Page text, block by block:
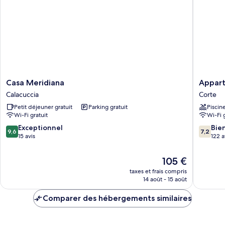
Casa
Meridiana
Calacuccia
Casa Meridiana
Calacuccia
Petit déjeuner gratuit
Parking gratuit
Wi-Fi gratuit
9.6
sur
9,6 Exceptionnel
15 avis
Le
nouveau
prix
de
105 €
taxes et frais compris
14 août - 15 août
Appart
Hôtel
Corte
HR
Corte
Corte
Wi-Fi
7.2
sur
7,2
122
Comparer des hébergements similaires